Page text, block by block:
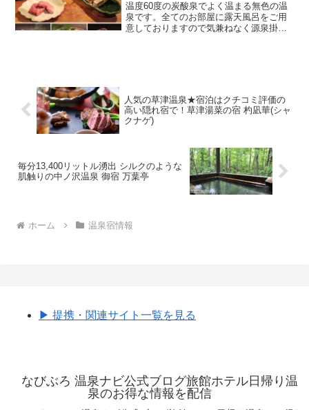
温度60度の炭酸泉でよく温まる無色の温
泉です。全てのお部屋に露天風呂をご用
意しておりますので気兼ねなく源泉掛け
人気の草津温泉★宿泊はクチコミ評価の
高い隠れ宿で！草津湯菜の宿 杓凪華(シャ
クナゲ)
毎分13,400リットル湧出 シルクのような
肌触りの中ノ沢温泉 御宿 万葉亭
ホーム 温泉宿情報
▶︎ 提携・関連サイト一覧を見る
なびぶろ 温泉ナビ公式ブログ旅館ホテル日帰り温
泉のお得な情報を配信